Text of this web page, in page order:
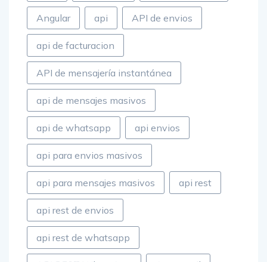
Angular api API de envios
api de facturacion
API de mensajería instantánea
api de mensajes masivos
api de whatsapp api envios
api para envios masivos
api para mensajes masivos api rest
api rest de envios
api rest de whatsapp